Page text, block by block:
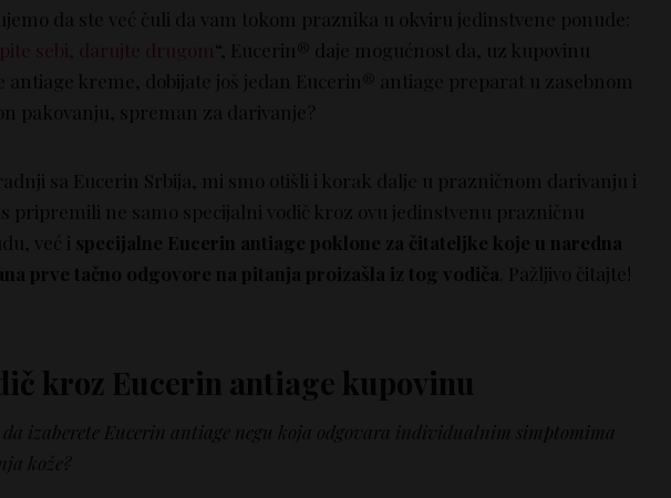
da ste već čuli da vam tokom praznika u okviru jedinstvene ponude:
sebi, darujte drugom“, Eucerin® daje mogućnost da, uz kupovinu
antiage kreme, dobijate još jedan Eucerin® antiage preparat u zasebnom
pakovanju, spreman za darivanje?
sa Eucerin Srbija, mi smo otišli i korak dalje u prazničnom darivanju i
pripremili ne samo specijalni vodič kroz ovu jedinstvenu prazničnu
već i specijalne Eucerin antiage poklone za čitateljke koje u naredna
prve tačno odgovore na pitanja proizašla iz tog vodiča . Pažljivo čitajte!
kroz Eucerin antiage kupovinu
da izaberete Eucerin antiage negu koja odgovara individualnim simptomima
kože?